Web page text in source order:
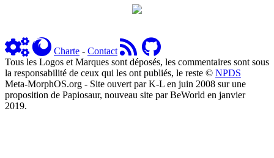
Charte - Contact
Tous les Logos et Marques sont déposés, les commentaires sont sous
la responsabilité de ceux qui les ont publiés, le reste © NPDS
Meta-MorphOS.org - Site ouvert par K-L en juin 2008 sur une
proposition de Papiosaur, nouveau site par BeWorld en janvier
2019.